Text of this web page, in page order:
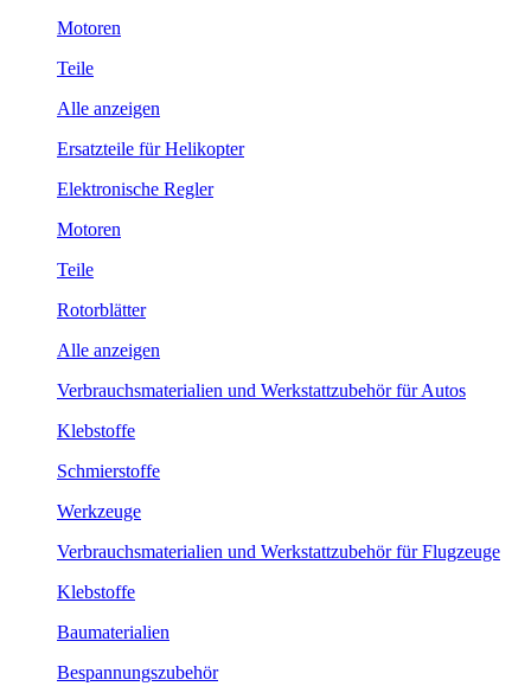
Motoren
Teile
Alle anzeigen
Ersatzteile für Helikopter
Elektronische Regler
Motoren
Teile
Rotorblätter
Alle anzeigen
Verbrauchsmaterialien und Werkstattzubehör für Autos
Klebstoffe
Schmierstoffe
Werkzeuge
Verbrauchsmaterialien und Werkstattzubehör für Flugzeuge
Klebstoffe
Baumaterialien
Bespannungszubehör